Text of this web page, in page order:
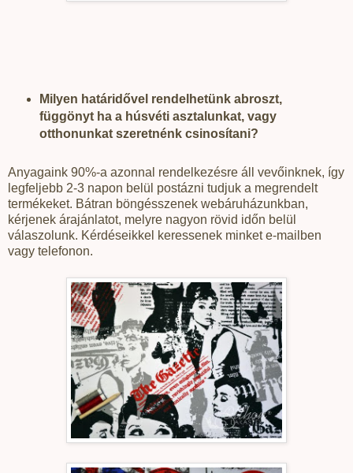
Milyen határidővel rendelhetünk abroszt,
függönyt ha a húsvéti asztalunkat, vagy
otthonunkat szeretnénk csinosítani?
Anyagaink 90%-a azonnal rendelkezésre áll vevőinknek, így
legfeljebb 2-3 napon belül postázni tudjuk a megrendelt
termékeket. Bátran böngésszenek webáruházunkban,
kérjenek árajánlatot, melyre nagyon rövid időn belül
válaszolunk. Kérdéseikkel keressenek minket e-mailben
vagy telefonon.